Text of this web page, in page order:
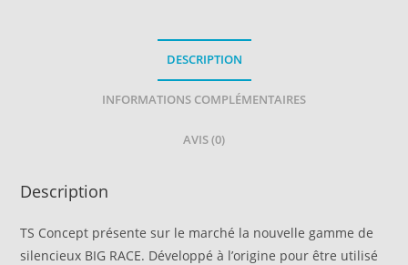
DESCRIPTION
INFORMATIONS COMPLÉMENTAIRES
AVIS (0)
Description
TS Concept présente sur le marché la nouvelle gamme de
silencieux BIG RACE. Développé à l’origine pour être utilisé